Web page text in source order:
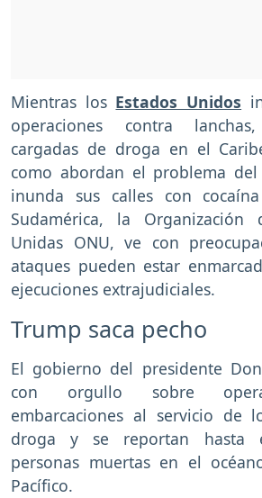
Mientras los Estados Unidos
operaciones contra
cargadas de droga en el
como abordan el problema
inunda sus calles con
Sudamérica, la Organización
Unidas ONU, ve con
ataques pueden estar
ejecuciones extrajudiciales.
Trump saca pecho
El gobierno del presidente
con orgullo sobre
embarcaciones al servicio de
droga y se reportan hasta
personas muertas en el
Pacífico.